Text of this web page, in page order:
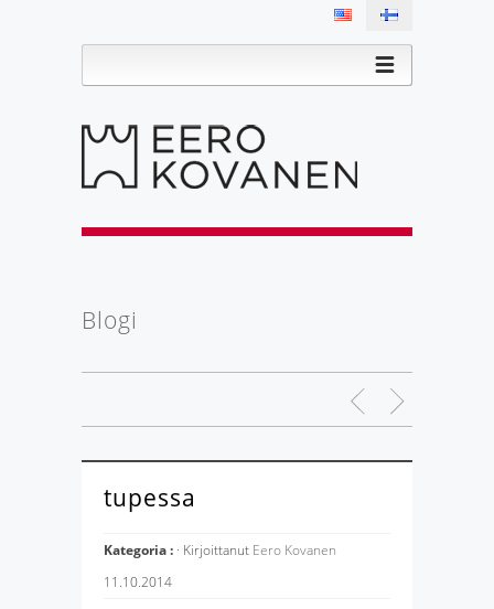
Blogi
tupessa
Kategoria : · Kirjoittanut Eero Kovanen
11.10.2014